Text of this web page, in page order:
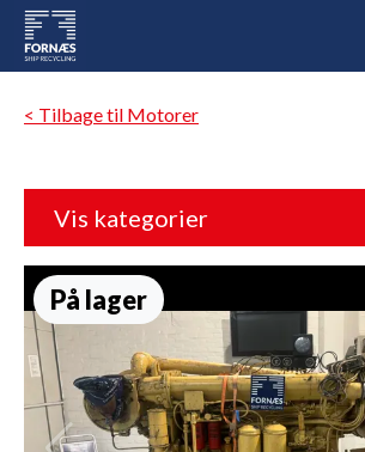
< Tilbage til Motorer
Vis kategorier
På lager